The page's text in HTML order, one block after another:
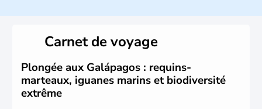
Carnet de voyage
Plongée aux Galápagos : requins-
marteaux, iguanes marins et biodiversité
extrême